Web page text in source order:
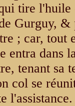
tire l'huile
Gurguy,
; car, tout
entra dans
tenant sa
col se
l'assistance.